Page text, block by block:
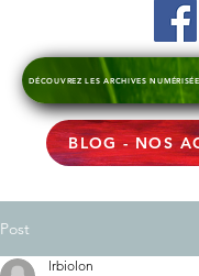
DÉCOUVREZ LES ARCHIVES
BLOG - NOS
Post
lrbiolon